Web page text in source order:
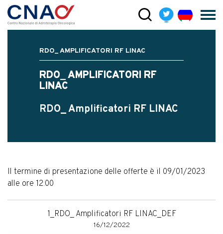
RDO_ AMPLIFICATORI RF LINAC
RDO_ AMPLIFICATORI RF
LINAC
RDO_ Amplificatori RF LINAC
Il termine di presentazione delle offerte è il 09/01/2023
alle ore 12:00
1_RDO_ Amplificatori RF LINAC_DEF
16/12/2022